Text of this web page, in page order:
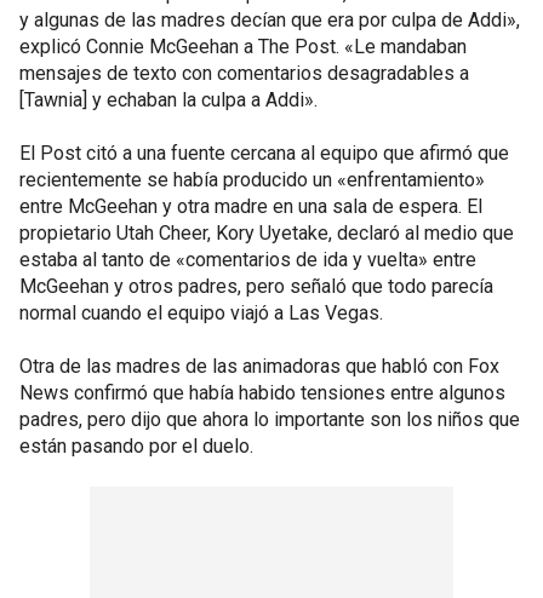
y algunas de las madres decían que era por culpa de Addi»,
explicó Connie McGeehan a The Post. «Le mandaban
mensajes de texto con comentarios desagradables a
[Tawnia] y echaban la culpa a Addi».
El Post citó a una fuente cercana al equipo que afirmó que
recientemente se había producido un «enfrentamiento»
entre McGeehan y otra madre en una sala de espera. El
propietario Utah Cheer, Kory Uyetake, declaró al medio que
estaba al tanto de «comentarios de ida y vuelta» entre
McGeehan y otros padres, pero señaló que todo parecía
normal cuando el equipo viajó a Las Vegas.
Otra de las madres de las animadoras que habló con Fox
News confirmó que había habido tensiones entre algunos
padres, pero dijo que ahora lo importante son los niños que
están pasando por el duelo.